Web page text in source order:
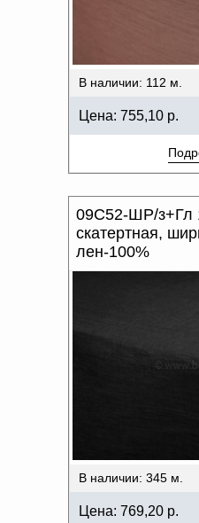
В наличии: 112 м.
Цена: 755,10 р.
09С52-ШР/з+Гл
скатертная,
лен-100%
В наличии: 345 м.
Цена: 769,20 р.